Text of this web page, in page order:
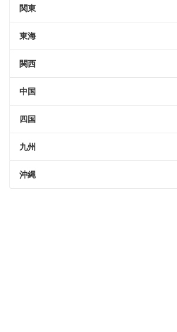
関東
東海
関西
中国
四国
九州
沖縄